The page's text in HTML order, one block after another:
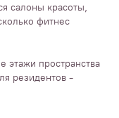
салоны красоты,
фитнес
этажи пространства
резидентов -